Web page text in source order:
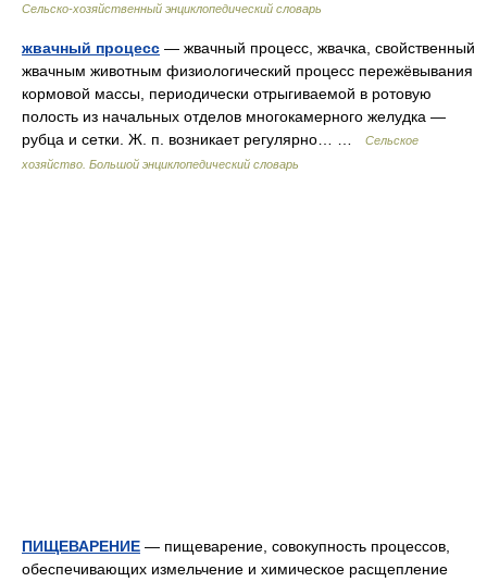
Сельско-хозяйственный энциклопедический словарь
жвачный процесс — жвачный процесс, жвачка, свойственный
жвачным животным физиологический процесс пережёвывания
кормовой массы, периодически отрыгиваемой в ротовую
полость из начальных отделов многокамерного желудка —
рубца и сетки. Ж. п. возникает регулярно… …
Сельское
хозяйство. Большой энциклопедический словарь
ПИЩЕВАРЕНИЕ — пищеварение, совокупность процессов,
обеспечивающих измельчение и химическое расщепление